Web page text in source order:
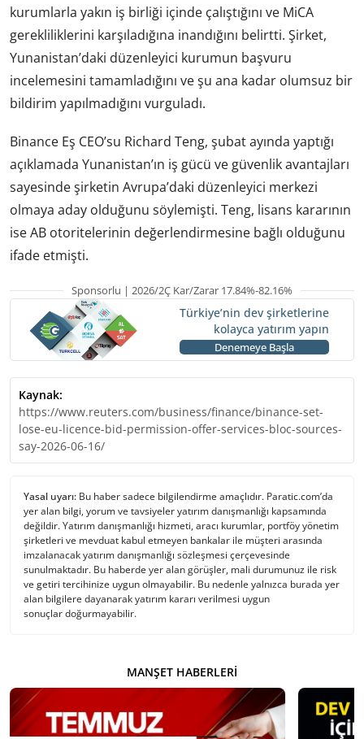
kurumlarla yakın iş birliği içinde çalıştığını ve MiCA
gerekliliklerini karşıladığına inandığını belirtti. Şirket,
Yunanistan’daki düzenleyici kurumun başvuru
incelemesini tamamladığını ve şu ana kadar olumsuz bir
bildirim yapılmadığını vurguladı.
Binance Eş CEO’su Richard Teng, şubat ayında yaptığı
açıklamada Yunanistan’ın iş gücü ve güvenlik avantajları
sayesinde şirketin Avrupa’daki düzenleyici merkezi
olmaya aday olduğunu söylemişti. Teng, lisans kararının
ise AB otoritelerinin değerlendirmesine bağlı olduğunu
ifade etmişti.
Sponsorlu | 2026/2Ç Kar/Zarar 17.84%-82.16%
Türkiye’nin dev şirketlerine
kolayca yatırım yapın
Denemeye Başla
Kaynak:
https://www.reuters.com/business/finance/binance-set-
lose-eu-licence-bid-permission-offer-services-bloc-sources-
say-2026-06-16/
Yasal uyarı: Bu haber sadece bilgilendirme amaçlıdır. Paratic.com’da
yer alan bilgi, yorum ve tavsiyeler yatırım danışmanlığı kapsamında
değildir. Yatırım danışmanlığı hizmeti, aracı kurumlar, portföy yönetim
şirketleri ve mevduat kabul etmeyen bankalar ile müşteri arasında
imzalanacak yatırım danışmanlığı sözleşmesi çerçevesinde
sunulmaktadır. Bu haberde yer alan görüşler, mali durumunuz ile risk
ve getiri tercihinize uygun olmayabilir. Bu nedenle yalnızca burada yer
alan bilgilere dayanarak yatırım kararı verilmesi uygun
sonuçlar doğurmayabilir.
MANŞET HABERLERI